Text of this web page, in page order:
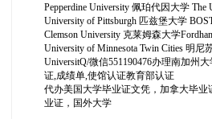
Pepperdine University 佩珀代因大学
University of Pittsburgh 匹兹堡大学
Clemson University 克莱姆森大学
University of Minnesota Twin Cities 明尼
UniversitQ/微信551190476办理南加州
证,成绩单,使馆认证教育部认证
代办美国大学毕业证文凭，加拿大毕
业证，国外大学